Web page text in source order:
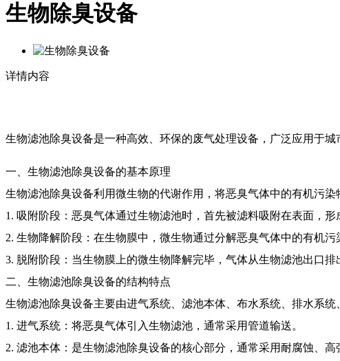
生物除臭设备
详情内容
生物滤池除臭设备是一种高效、环保的废气处理设备，广泛应用于
一、生物滤池除臭设备的基本原理
生物滤池除臭设备利用微生物的代谢作用，将恶臭气体中的有机污
1. 吸附阶段：恶臭气体通过生物滤池时，首先被滤料吸附在表面，形
2. 生物降解阶段：在生物膜中，微生物通过分解恶臭气体中的有机
3. 脱附阶段：当生物膜上的微生物降解完毕，气体从生物滤池出口排
二、生物滤池除臭设备的结构特点
生物滤池除臭设备主要由进气系统、滤池本体、布水系统、排水系统
1. 进气系统：将恶臭气体引入生物滤池，通常采用管道输送。
2. 滤池本体：是生物滤池除臭设备的核心部分，通常采用耐腐蚀、高